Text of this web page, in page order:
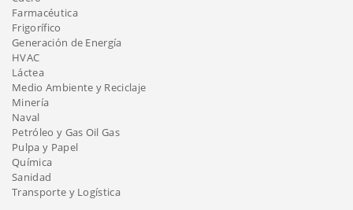
Farmacéutica
Frigorífico
Generación de Energía
HVAC
Láctea
Medio Ambiente y Reciclaje
Minería
Naval
Petróleo y Gas Oil Gas
Pulpa y Papel
Química
Sanidad
Transporte y Logística